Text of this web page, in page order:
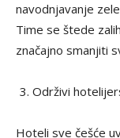
navodnjavanje
Time se štede
značajno smanjiti
Održivi
Hoteli sve češće